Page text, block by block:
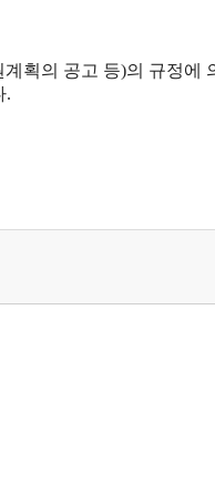
획의 공고 등)의 규정에
.